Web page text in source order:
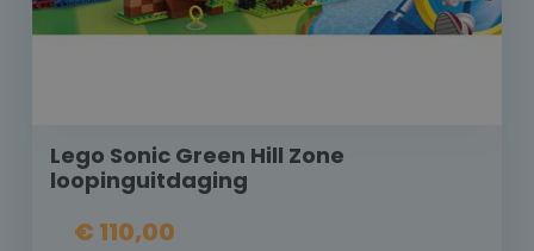
Lego Sonic Green Hill Zone
loopinguitdaging
€ 110,00